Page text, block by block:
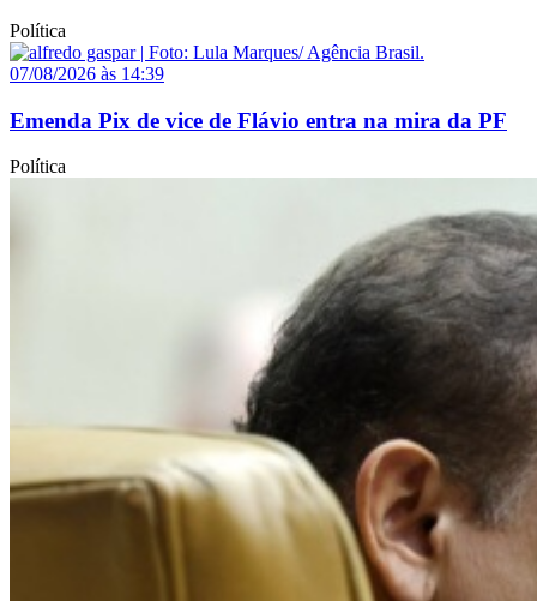
Política
07/08/2026 às 14:39
Emenda Pix de vice de Flávio entra na mira da PF
Política